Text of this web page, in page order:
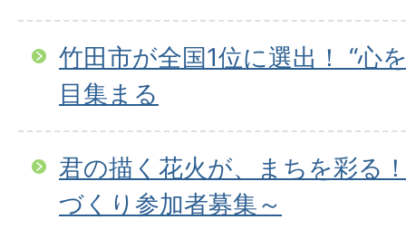
竹田市が全国1位に選出！ “心
目集まる
君の描く花火が、まちを彩る
づくり参加者募集～